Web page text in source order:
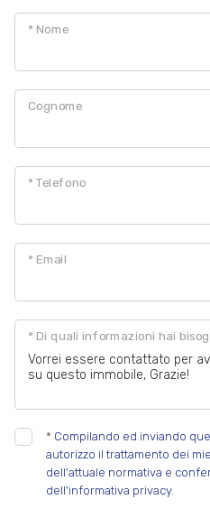
* Nome
Cognome
* Telefono
* Email
* Di quali informazioni hai
* Compilando ed inviando
autorizzo il trattamento dei
dell'attuale normativa e
dell'informativa privacy.
Balcone/Terrazzo
Ascensore
Nuova costruzione
Lusso